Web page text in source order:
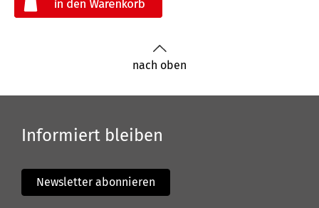
nach oben
Informiert bleiben
Newsletter abonnieren